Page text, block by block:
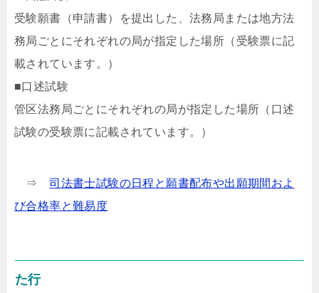
受験願書（申請書）を提出した、法務局または地方法
務局ごとにそれぞれの局が指定した場所（受験票に記
載されています。）
■口述試験
管区法務局ごとにそれぞれの局が指定した場所（口述
試験の受験票に記載されています。）
⇒司法書士試験の日程と願書配布や出願期間およ
び合格率と難易度
た行